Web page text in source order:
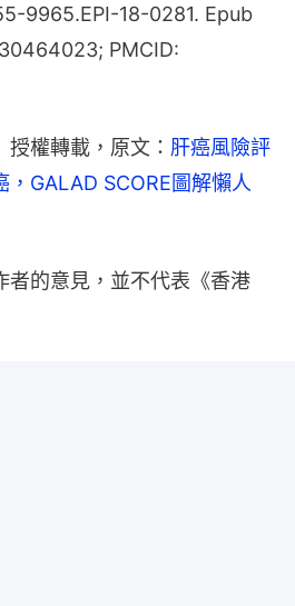
9965.EPI-18-0281. Epub
PMCID:
授權轉載，原文： 肝癌風險評
GALAD SCORE圖解懶人
者的意見，並不代表《香港